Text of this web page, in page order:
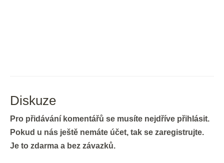
Diskuze
Pro přidávání komentářů se musíte nejdříve přihlásit.
Pokud u nás ještě nemáte účet, tak se zaregistrujte.
Je to zdarma a bez závazků.